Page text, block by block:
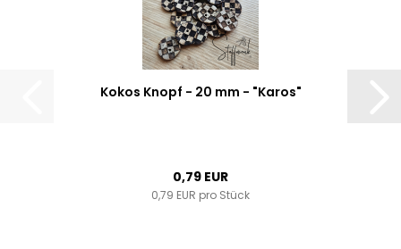
Kokos Knopf - 20 mm - "Karos"
0,79 EUR
0,79 EUR pro Stück